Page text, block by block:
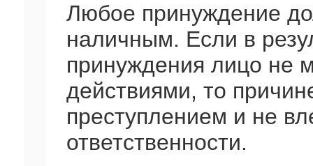
Любое принуждение
наличным. Если в
принуждения лицо не
действиями, то
преступлением и не
ответственности.